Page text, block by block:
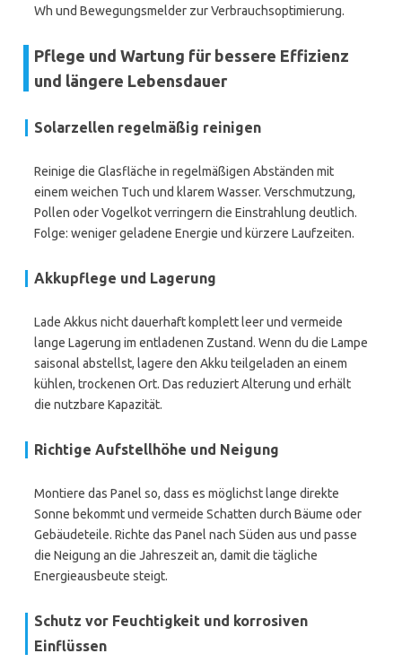
Wh und Bewegungsmelder zur Verbrauchsoptimierung.
Pflege und Wartung für bessere Effizienz
und längere Lebensdauer
Solarzellen regelmäßig reinigen
Reinige die Glasfläche in regelmäßigen Abständen mit
einem weichen Tuch und klarem Wasser. Verschmutzung,
Pollen oder Vogelkot verringern die Einstrahlung deutlich.
Folge: weniger geladene Energie und kürzere Laufzeiten.
Akkupflege und Lagerung
Lade Akkus nicht dauerhaft komplett leer und vermeide
lange Lagerung im entladenen Zustand. Wenn du die Lampe
saisonal abstellst, lagere den Akku teilgeladen an einem
kühlen, trockenen Ort. Das reduziert Alterung und erhält
die nutzbare Kapazität.
Richtige Aufstellhöhe und Neigung
Montiere das Panel so, dass es möglichst lange direkte
Sonne bekommt und vermeide Schatten durch Bäume oder
Gebäudeteile. Richte das Panel nach Süden aus und passe
die Neigung an die Jahreszeit an, damit die tägliche
Energieausbeute steigt.
Schutz vor Feuchtigkeit und korrosiven
Einflüssen